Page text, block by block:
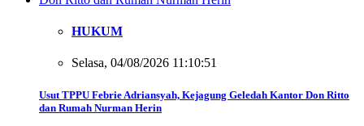
HUKUM
Selasa, 04/08/2026 11:10:51
Usut TPPU Febrie Adriansyah, Kejagung Geledah Kantor Don Ritto
dan Rumah Nurman Herin